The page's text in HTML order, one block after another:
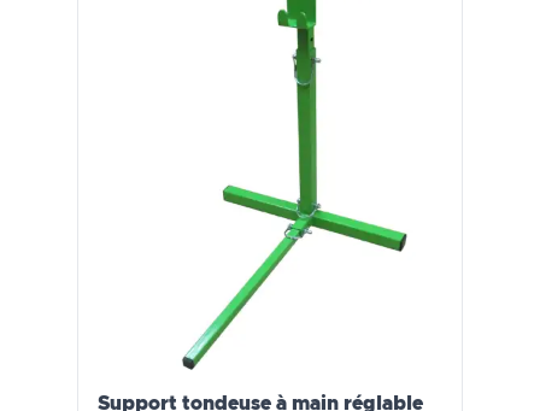
Support tondeuse à main réglable